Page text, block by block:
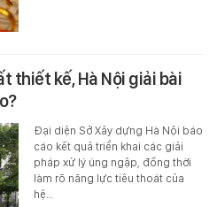
thiết kế, Hà Nội giải bài
Đại diện Sở Xây dựng Hà Nội báo
cáo kết quả triển khai các giải
pháp xử lý úng ngập, đồng thời
làm rõ năng lực tiêu thoát của
hệ…